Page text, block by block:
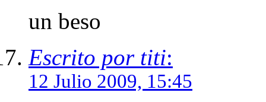
un beso
Escrito por titi:
12 Julio 2009, 15:45